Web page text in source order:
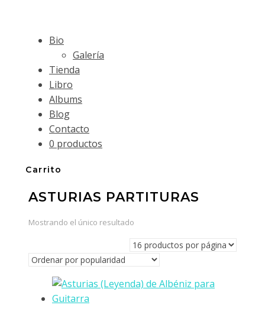
Bio
Galería
Tienda
Libro
Albums
Blog
Contacto
0 productos
Carrito
ASTURIAS PARTITURAS
Mostrando el único resultado